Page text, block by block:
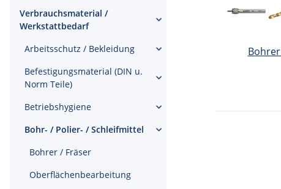
Verbrauchsmaterial /
Werkstattbedarf
Arbeitsschutz / Bekleidung
Befestigungsmaterial (DIN u.
Norm Teile)
Betriebshygiene
Bohr- / Polier- / Schleifmittel
Bohrer / Fräser
Oberflächenbearbeitung